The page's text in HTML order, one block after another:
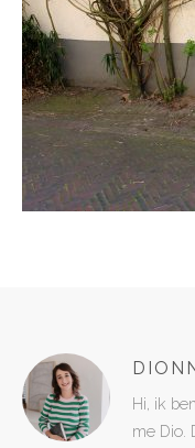
Hi, ik
me Dio.